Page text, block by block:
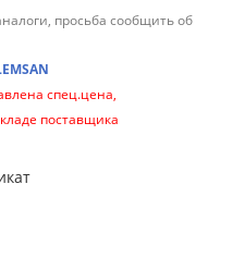
просьба сообщить об
спец.цена,
поставщика